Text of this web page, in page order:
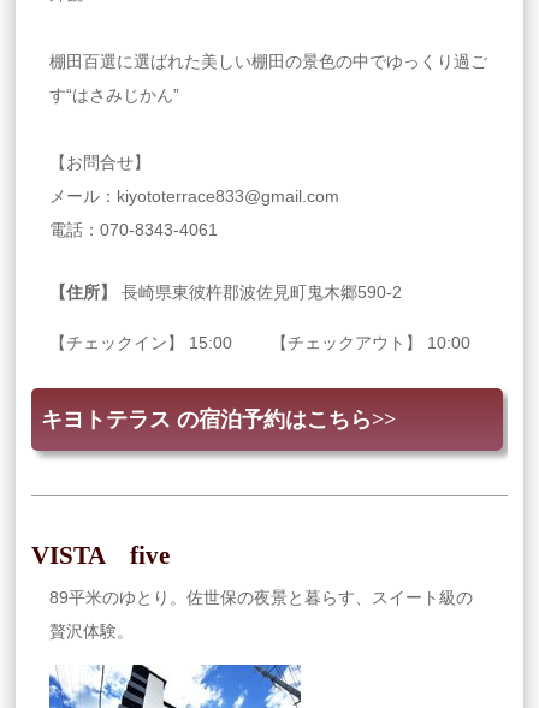
棚田百選に選ばれた美しい棚田の景色の中でゆっくり過ご
す“はさみじかん”
【お問合せ】
メール：kiyototerrace833@gmail.com
電話：070-8343-4061
【住所】 長崎県東彼杵郡波佐見町鬼木郷590‐2
【チェックイン】 15:00 【チェックアウト】 10:00
キヨトテラス の宿泊予約はこちら>>
VISTA five
89平米のゆとり。佐世保の夜景と暮らす、スイート級の
贅沢体験。